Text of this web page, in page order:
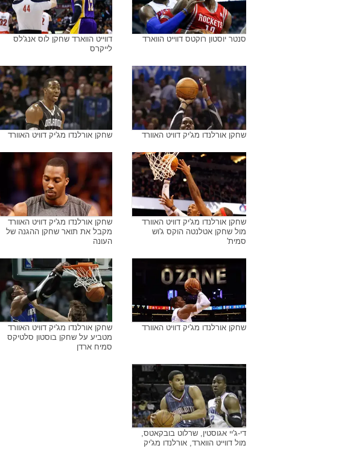
סנטר יוסטון רוקטס דווייט הווארד
דווייט הווארד שחקן לוס אנג'לס
לייקרס
שחקן אורלנדו מג'יק דוויט האוורד שחקן אורלנדו מג'יק דוויט האוורד
שחקן אורלנדו מג'יק דוויט האוורד
מול שחקן אטלנטה הוקס ג'וש
סמית'
שחקן אורלנדו מג'יק דוויט האוורד
מקבל את תואר שחקן ההגנה של
העונה
שחקן אורלנדו מג'יק דוויט האוורד
שחקן אורלנדו מג'יק דוויט האוורד
מטביע על שחקן בוסטון סלטיקס
סמיח ארדן
די-ג'יי אגוסטין, שרלוט בובקאטס,
מול דווייט הווארד, אורלנדו מג'יק